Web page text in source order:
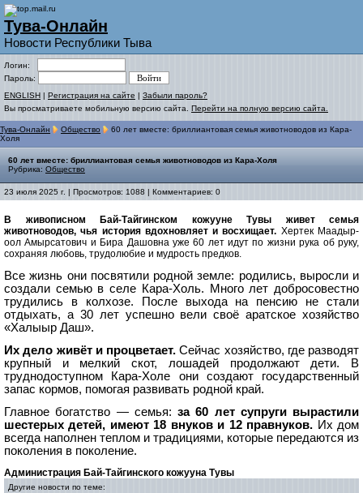
Тува-Онлайн
Новости Республики Тыва
Логин:
Пароль:
ENGLISH | Регистрация на сайте | Забыли пароль?
Вы просматриваете мобильную версию сайта. Перейти на полную версию сайта.
Тува-Онлайн Общество
60 лет вместе: бриллиантовая семья животноводов из Кара-
Холя
60 лет вместе: бриллиантовая семья животноводов из Кара-Холя
Рубрика: Общество
23 июля 2025 г. | Просмотров: 1088 | Комментариев: 0
В живописном Бай-Тайгинском кожууне Тувы живет семья
животноводов, чья история вдохновляет и восхищает. Хертек Маадыр-
оол Амырсатович и Бира Дашовна уже 60 лет идут по жизни рука об руку,
сохраняя любовь, трудолюбие и мудрость предков.
Все жизнь они посвятили родной земле: родились, выросли и
создали семью в селе Кара-Холь. Много лет добросовестно
трудились в колхозе. После выхода на пенсию не стали
отдыхать, а 30 лет успешно вели своё аратское хозяйство
«Халыыр Даш».
Их дело живёт и процветает. Сейчас хозяйство, где разводят
крупный и мелкий скот, лошадей продолжают дети. В
труднодоступном Кара-Холе они создают государственный
запас кормов, помогая развивать родной край.
Главное богатство — семья: за 60 лет супруги вырастили
шестерых детей, имеют 18 внуков и 12 правнуков. Их дом
всегда наполнен теплом и традициями, которые передаются из
поколения в поколение.
Администрация Бай-Тайгинского кожууна Тувы
Другие новости по теме: